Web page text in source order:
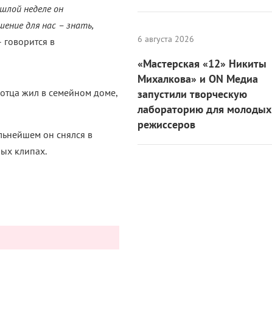
неделе он
для нас – знать,
говорится в
жил в семейном доме,
он снялся в
клипах.
6 августа 2026
«Мастерская «12» Никиты
Михалкова» и ON Медиа
запустили творческую
лабораторию для молодых
режиссеров